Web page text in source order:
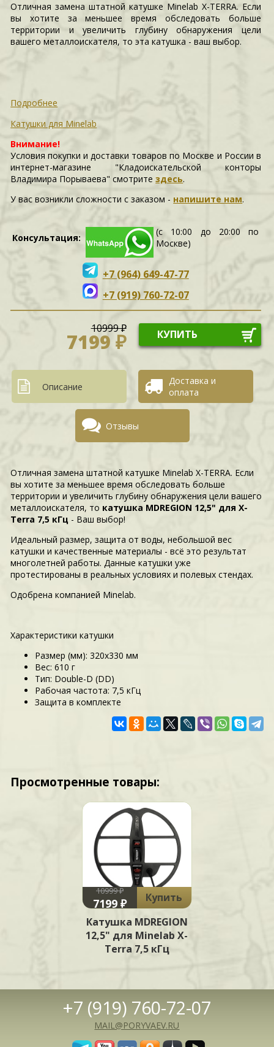
Отличная замена штатной катушке Minelab X-TERRA. Если
вы хотите за меньшее время обследовать больше
территории и увеличить глубину обнаружения цели
вашего металлоискателя, то эта катушка - ваш выбор.
Подробнее
Катушки для Minelab
Внимание!
Условия покупки и доставки товаров по Москве и России в
интернет-магазине "Кладоискательской конторы
Владимира Порываева" смотритездесь.
У вас возникли сложности c заказом - напишите нам.
Консультация:
(с 10:00 до 20:00 по
Москве)
+7 (964) 649-47-77
+7 (919) 760-72-07
10999 ₽
7199 ₽ КУПИТЬ
Описание
Доставка и
оплата
Отзывы
Отличная замена штатной катушке Minelab X-TERRA. Если
вы хотите за меньшее время обследовать больше
территории и увеличить глубину обнаружения цели вашего
металлоискателя, то катушка MDREGION 12,5" для X-
Terra 7,5 кГц - Ваш выбор!
Идеальный размер, защита от воды, небольшой вес
катушки и качественные материалы - всё это результат
многолетней работы. Данные катушки уже
протестированы в реальных условиях и полевых стендах.
Одобрена компанией Minelab.
Характеристики катушки
Размер (мм): 320x330 мм
Вес: 610 г
Тип: Double-D (DD)
Рабочая частота: 7,5 кГц
Защита в комплекте
Просмотренные товары:
10999 ₽
7199 ₽
Купить
Катушка MDREGION
12,5" для Minelab X-
Terra 7,5 кГц
+7 (919) 760-72-07
MAIL@PORYVAEV.RU